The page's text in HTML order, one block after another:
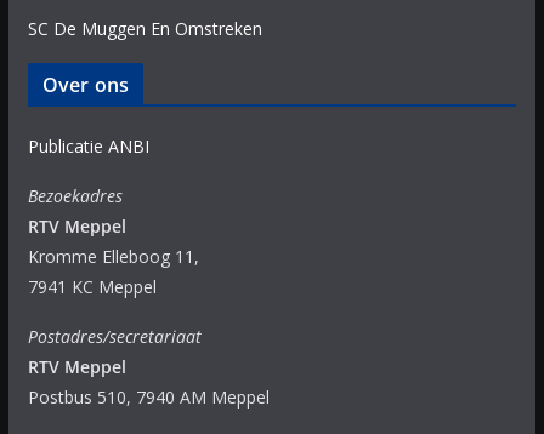
SC De Muggen En Omstreken
Over ons
Publicatie ANBI
Bezoekadres
RTV Meppel
Kromme Elleboog 11,
7941 KC Meppel
Postadres/secretariaat
RTV Meppel
Postbus 510, 7940 AM Meppel